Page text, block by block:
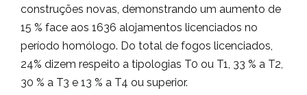
construções novas, demonstrando um aumento de
15 % face aos 1636 alojamentos licenciados no
período homólogo. Do total de fogos licenciados,
24% dizem respeito a tipologias T0 ou T1, 33 % a T2,
30 % a T3 e 13 % a T4 ou superior.